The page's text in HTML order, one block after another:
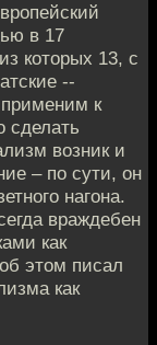
в 17
которых 13, с
--
к
сделать
возник и
– по сути, он
нагона.
враждебен
как
этом писал
как